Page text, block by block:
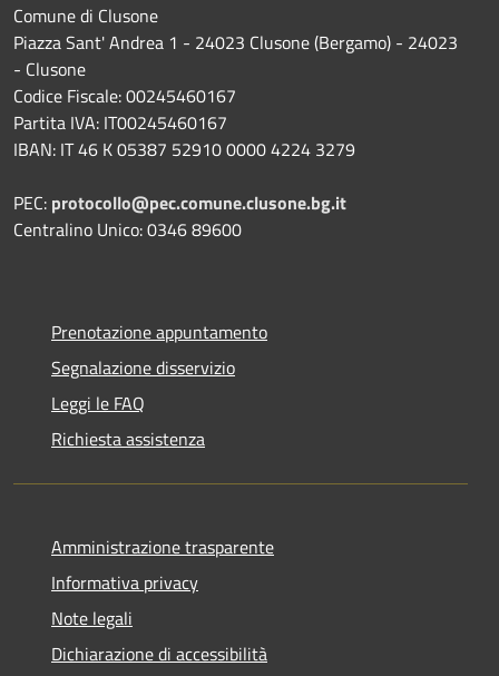
Comune di Clusone
Piazza Sant' Andrea 1 - 24023 Clusone (Bergamo) - 24023
- Clusone
Codice Fiscale: 00245460167
Partita IVA: IT00245460167
IBAN: IT 46 K 05387 52910 0000 4224 3279
PEC: protocollo@pec.comune.clusone.bg.it
Centralino Unico: 0346 89600
Prenotazione appuntamento
Segnalazione disservizio
Leggi le FAQ
Richiesta assistenza
Amministrazione trasparente
Informativa privacy
Note legali
Dichiarazione di accessibilità